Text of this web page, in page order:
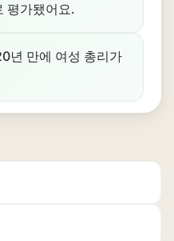
평가됐어요.
년 만에 여성 총리가